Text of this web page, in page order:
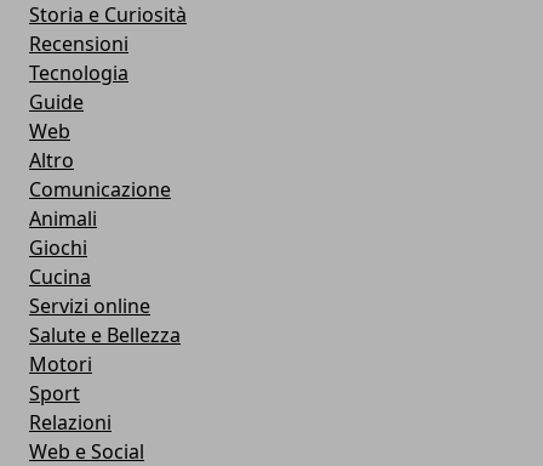
Storia e Curiosità
Recensioni
Tecnologia
Guide
Web
Altro
Comunicazione
Animali
Giochi
Cucina
Servizi online
Salute e Bellezza
Motori
Sport
Relazioni
Web e Social